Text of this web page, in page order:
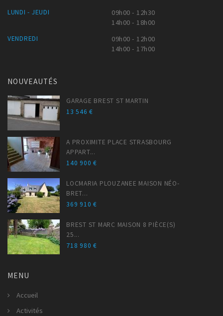
LUNDI - JEUDI
09h00 - 12h30
14h00 - 18h00
VENDREDI
09h00 - 12h00
14h00 - 17h00
NOUVEAUTÉS
GARAGE BREST ST MARTIN
13 546 €
A PROXIMITE PLACE STRASBOURG
APPART...
140 900 €
LOCMARIA PLOUZANEE MAISON NÉO-
BRET...
369 910 €
BREST ST MARC MAISON 8 PIÈCE(S)
25...
718 980 €
MENU
Accueil
Activités